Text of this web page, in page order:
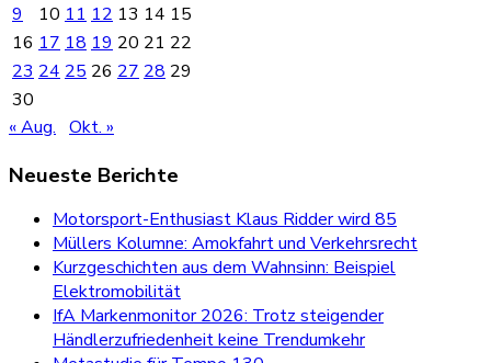
9
10 11 12 13 14 15
16 17 18 19 20 21 22
23 24 25 26 27 28 29
30
« Aug. Okt. »
Neueste Berichte
Motorsport-Enthusiast Klaus Ridder wird 85
Müllers Kolumne: Amokfahrt und Verkehrsrecht
Kurzgeschichten aus dem Wahnsinn: Beispiel
Elektromobilität
IfA Markenmonitor 2026: Trotz steigender
Händlerzufriedenheit keine Trendumkehr